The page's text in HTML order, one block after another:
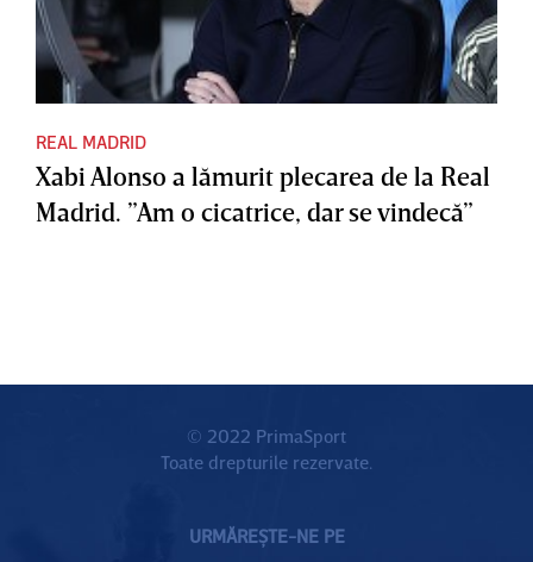
REAL MADRID
Xabi Alonso a lămurit plecarea de la Real
Madrid. ”Am o cicatrice, dar se vindecă”
© 2022 PrimaSport
Toate drepturile rezervate.
URMĂREȘTE-NE PE